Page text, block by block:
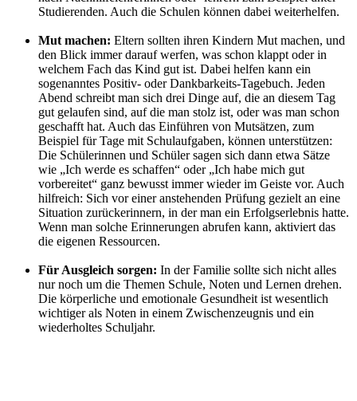
Studierenden. Auch die Schulen können dabei weiterhelfen.
Mut machen: Eltern sollten ihren Kindern Mut machen, und
den Blick immer darauf werfen, was schon klappt oder in
welchem Fach das Kind gut ist. Dabei helfen kann ein
sogenanntes Positiv- oder Dankbarkeits-Tagebuch. Jeden
Abend schreibt man sich drei Dinge auf, die an diesem Tag
gut gelaufen sind, auf die man stolz ist, oder was man schon
geschafft hat. Auch das Einführen von Mutsätzen, zum
Beispiel für Tage mit Schulaufgaben, können unterstützen:
Die Schülerinnen und Schüler sagen sich dann etwa Sätze
wie „Ich werde es schaffen“ oder „Ich habe mich gut
vorbereitet“ ganz bewusst immer wieder im Geiste vor. Auch
hilfreich: Sich vor einer anstehenden Prüfung gezielt an eine
Situation zurückerinnern, in der man ein Erfolgserlebnis hatte.
Wenn man solche Erinnerungen abrufen kann, aktiviert das
die eigenen Ressourcen.
Für Ausgleich sorgen: In der Familie sollte sich nicht alles
nur noch um die Themen Schule, Noten und Lernen drehen.
Die körperliche und emotionale Gesundheit ist wesentlich
wichtiger als Noten in einem Zwischenzeugnis und ein
wiederholtes Schuljahr.